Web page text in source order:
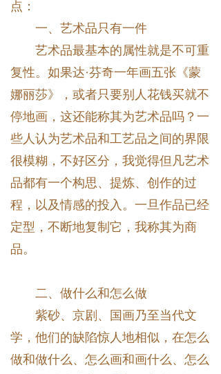
点：
一、艺术品只有一件
艺术品最基本的属性就是不可重
复性。如果达·芬奇一年画五张《蒙
娜丽莎》，或者只要别人花钱买就不
停地画，这还能称其为艺术品吗？一
些人认为艺术品和工艺品之间的界限
很模糊，不好区分，我觉得但凡艺术
品都有一个构思、提炼、创作的过
程，以及情感的投入。一旦作品已经
定型，不断地复制它，我称其为商
品。
二、做什么和怎么做
紫砂、京剧、国画乃至当代文
学，他们的缺陷惊人地相似，在怎么
做和做什么、怎么画和画什么、怎么